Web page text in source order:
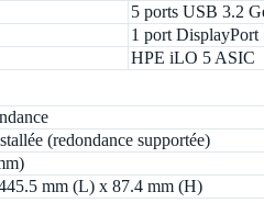
5 ports USB 3.2
1 port DisplayPort
HPE iLO 5 ASIC
(redondance supportée)
mm (L) x 87.4 mm (H)